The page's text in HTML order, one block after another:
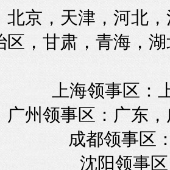
北京，天津，河北
区，甘肃，青海，
上海领事区：
广州领事区：广东
成都领事区
沈阳领事